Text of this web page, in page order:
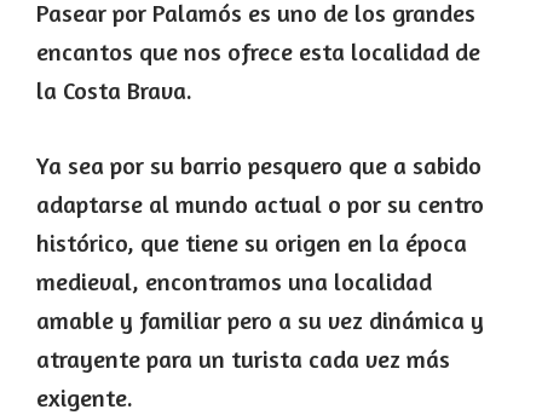
Pasear por Palamós es uno de los grandes
encantos que nos ofrece esta localidad de
la Costa Brava.
Ya sea por su barrio pesquero que a sabido
adaptarse al mundo actual o por su centro
histórico, que tiene su origen en la época
medieval, encontramos una localidad
amable y familiar pero a su vez dinámica y
atrayente para un turista cada vez más
exigente.